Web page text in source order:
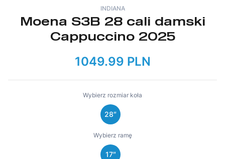
Technologie
Testy rowerów
Punkty sprzedaży i serwisy
INDIANA
Moena S3B 28 cali damski
Cappuccino 2025
1049.99 PLN
Wybierz rozmiar koła
28″
Wybierz ramę
17″